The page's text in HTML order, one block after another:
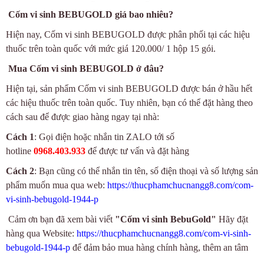
Cốm vi sinh BEBUGOLD giá bao nhiêu?
Hiện nay, Cốm vi sinh BEBUGOLD được phân phối tại các hiệu
thuốc trên toàn quốc với mức giá 120.000/ 1 hộp 15 gói.
Mua Cốm vi sinh BEBUGOLD ở đâu?
Hiện tại, sản phẩm Cốm vi sinh BEBUGOLD được bán ở hầu hết
các hiệu thuốc trên toàn quốc. Tuy nhiên, bạn có thể đặt hàng theo
cách sau để được giao hàng ngay tại nhà:
Cách 1: Gọi điện hoặc nhắn tin ZALO tới số
hotline 0968.403.933 để được tư vấn và đặt hàng
Cách 2: Bạn cũng có thể nhắn tin tên, số điện thoại và số lượng sản
phẩm muốn mua qua web: https://thucphamchucnangg8.com/com-
vi-sinh-bebugold-1944-p
Cảm ơn bạn đã xem bài viết "Cốm vi sinh BebuGold" Hãy đặt
hàng qua Website: https://thucphamchucnangg8.com/com-vi-sinh-
bebugold-1944-p để đảm bảo mua hàng chính hàng, thêm an tâm